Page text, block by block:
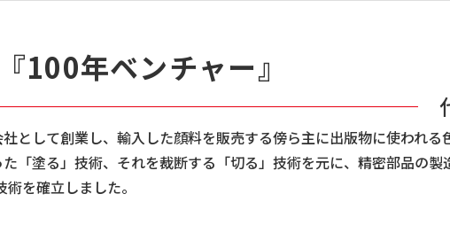
100年ベンチャー』
として創業し、輸入した顔料を販売する傍ら主に出版物に使われる
「塗る」技術、それを裁断する「切る」技術を元に、精密部品の
を確立しました。